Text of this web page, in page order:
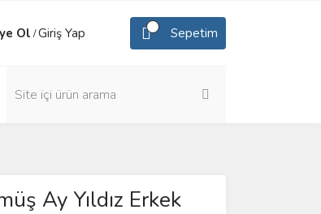
Ol /Giriş Yap Sepetim
Ay Yıldız Erkek